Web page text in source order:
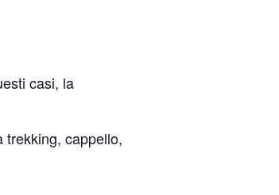
casi, la
trekking, cappello,